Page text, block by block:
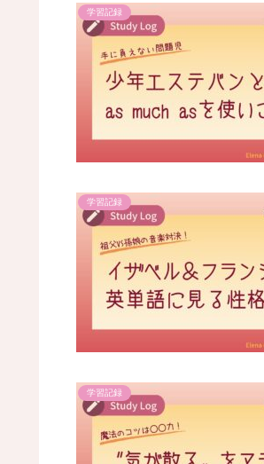
学習記録
学習記録
学習記録